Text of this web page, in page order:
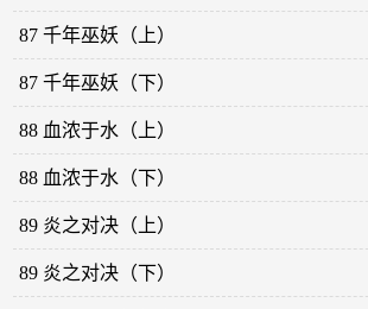
87 千年巫妖（上）
87 千年巫妖（下）
88 血浓于水（上）
88 血浓于水（下）
89 炎之对决（上）
89 炎之对决（下）